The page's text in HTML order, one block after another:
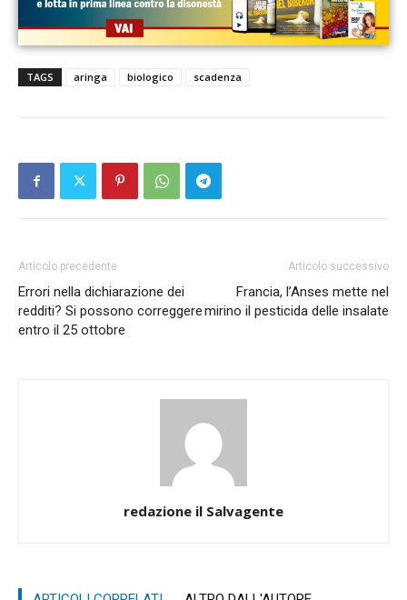
TAGS aringa biologico scadenza
Articolo precedente
Errori nella dichiarazione dei
redditi? Si possono correggere
entro il 25 ottobre
Articolo successivo
Francia, l’Anses mette nel
mirino il pesticida delle insalate
redazione il Salvagente